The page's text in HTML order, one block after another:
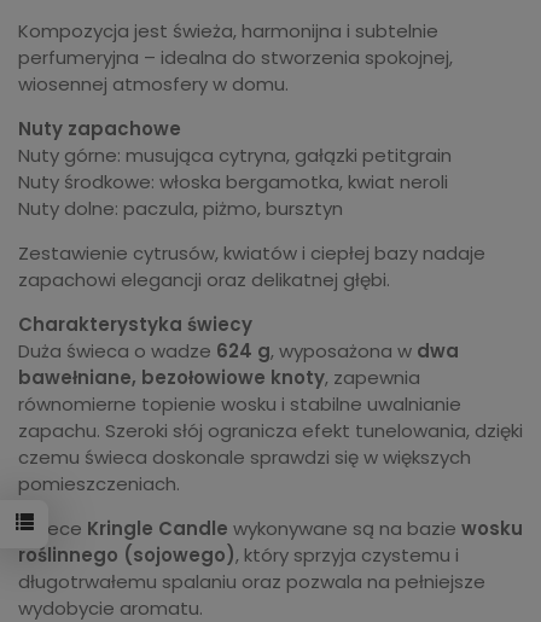
Kompozycja jest świeża, harmonijna i subtelnie
perfumeryjna – idealna do stworzenia spokojnej,
wiosennej atmosfery w domu.
Nuty zapachowe
Nuty górne: musująca cytryna, gałązki petitgrain
Nuty środkowe: włoska bergamotka, kwiat neroli
Nuty dolne: paczula, piżmo, bursztyn
Zestawienie cytrusów, kwiatów i ciepłej bazy nadaje
zapachowi elegancji oraz delikatnej głębi.
Charakterystyka świecy
Duża świeca o wadze 624 g, wyposażona w dwa
bawełniane, bezołowiowe knoty, zapewnia
równomierne topienie wosku i stabilne uwalnianie
zapachu. Szeroki słój ogranicza efekt tunelowania, dzięki
czemu świeca doskonale sprawdzi się w większych
pomieszczeniach.
Świece Kringle Candle wykonywane są na bazie wosku
roślinnego (sojowego), który sprzyja czystemu i
długotrwałemu spalaniu oraz pozwala na pełniejsze
wydobycie aromatu.